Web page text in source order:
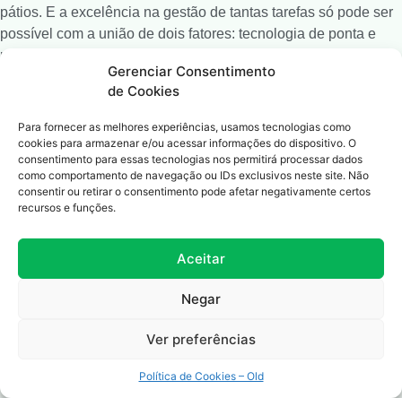
Gerenciar Consentimento
de Cookies
Para fornecer as melhores experiências, usamos tecnologias como
cookies para armazenar e/ou acessar informações do dispositivo. O
consentimento para essas tecnologias nos permitirá processar dados
como comportamento de navegação ou IDs exclusivos neste site. Não
consentir ou retirar o consentimento pode afetar negativamente certos
recursos e funções.
Aceitar
Negar
Ver preferências
Política de Cookies – Old
pátios. E a excelência na gestão de tantas tarefas só pode ser
possível com a união de dois fatores: tecnologia de ponta e
uma equipe qualificada.
Como a tecnologia otimiza os processos
As novas tecnologias têm proporcionado grandes mudanças e
melhorias em toda a cadeia logística. Agiliza operações e
desburocratiza processos que antes levavam muito tempo para
serem realizados e, hoje, já estão concluídos em questão de
Os recursos tecnológicos também ampliam a capacidade de
monitoramento e análise inteligente de dados, o que otimiza a
gestão de pessoas e processos. Estas vantagens são muito
bem observadas na gestão de pátios quando a sobrecarga de
facilmente fugir do controle.